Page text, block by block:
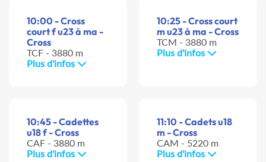
10:00 - Cross
court f u23 à ma -
Cross
TCF - 3880 m
Plus d'infos
10:25 - Cross court
m u23 à ma - Cross
TCM - 3880 m
Plus d'infos
10:45 - Cadettes
u18 f - Cross
CAF - 3880 m
Plus d'infos
11:10 - Cadets u18
m - Cross
CAM - 5220 m
Plus d'infos